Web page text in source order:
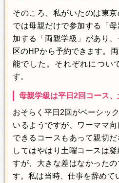
そのころ、私がいたのは東
では母親だけで参加する「
加する「両親学級」があり、
区のHPから予約できます。
能でした。それぞれについ
す。
母親学級は平日2回コース
おそらく平日2回がベーシッ
いるようですが、ワーママ
できるコースもあって親切
してはやはり土曜コースは
すが、大きな差はなかった
す。私は当時、仕事を辞めて